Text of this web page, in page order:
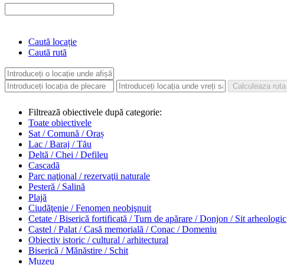
Caută locație
Caută rută
Filtrează obiectivele după categorie:
Toate obiectivele
Sat / Comună / Oraș
Lac / Baraj / Tău
Deltă / Chei / Defileu
Cascadă
Parc naţional / rezervaţii naturale
Pesteră / Salină
Plajă
Ciudăţenie / Fenomen neobişnuit
Cetate / Biserică fortificată / Turn de apărare / Donjon / Sit arheologic
Castel / Palat / Casă memorială / Conac / Domeniu
Obiectiv istoric / cultural / arhitectural
Biserică / Mănăstire / Schit
Muzeu